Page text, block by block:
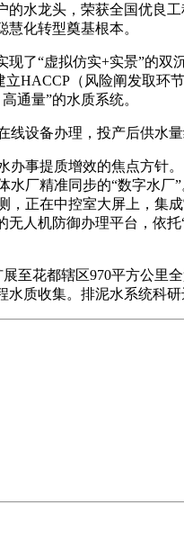
水龙头，荣获全国优良
化转型奠基根本。
了“虚拟仿实+实景”的
HACCP（风险阐发取
通量”的水质系统。
备办理，投产后供水量
提质增效的焦点方针
厂精准同步的“数字水
正在中控室大屏上，集
人机防御办理平台，依
花都辖区970平方公里
质收集。排泥水系统科